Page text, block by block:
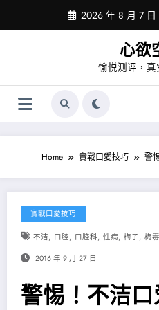
content
2026 年 8 月 7 日
心欲
愉悦测评，真
Home 實戰口愛技巧 警
實戰口愛技巧
不洁, 口腔, 口腔科, 性病, 梅子, 梅毒
2016 年 9 月 27 日
警惕！不洁